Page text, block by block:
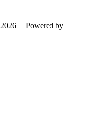
2026 | Powered by